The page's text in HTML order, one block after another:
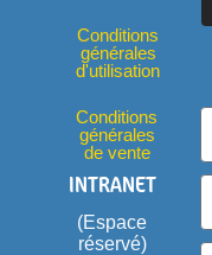
Conditions
générales
d'utilisation
Conditions
générales
de vente
INTRANET
(Espace
réservé)